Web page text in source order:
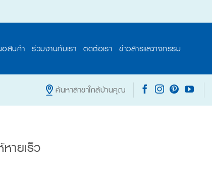
อสินค้า ร่วมงานกับเรา ติดต่อเรา ข่าวสารและกิจกรรม
ค้นหาสาขาใกล้บ้านคุณ
ายเร็ว